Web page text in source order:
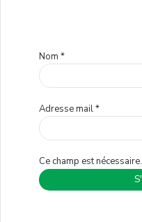
Nom *
Adresse mail*
Ce champ est nécessaire.